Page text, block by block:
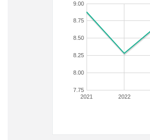
2021 2022
7.75
8.00
8.25
8.50
8.75
9.00